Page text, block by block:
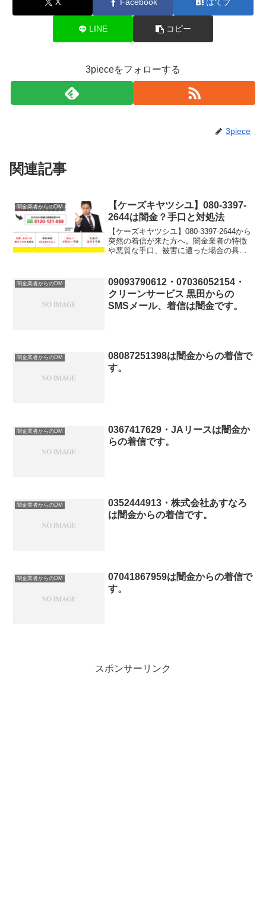
LINE コピー
3pieceをフォローする
3piece
関連記事
闇金業者からのDM
【ケーズキヤツシユ】080-3397-
2644は闇金？手口と対処法
【ケーズキヤツシユ】080-3397-2644から
突然の着信が来た方へ。闇金業者の特徴
や悪質な手口、被害に遭った場合の具体
方法も紹介していますので、まずはこち
らをご確認ください。
闇金業者からのDM
09093790612・07036052154・
クリーンサービス 黒田からの
SMSメール、着信は闇金です。
闇金業者からのDM
08087251398は闇金からの着信で
す。
闇金業者からのDM
0367417629・JAリースは闇金か
らの着信です。
闇金業者からのDM
0352444913・株式会社あすなろ
は闇金からの着信です。
闇金業者からのDM
07041867959は闇金からの着信で
す。
スポンサーリンク